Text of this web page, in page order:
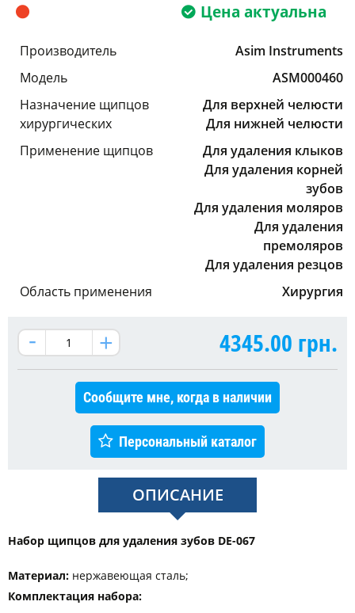
Цена актуальна
Производитель
Asim Instruments
Модель
ASM000460
Назначение щипцов
хирургических
Для верхней челюсти
Для нижней челюсти
Применение щипцов
Для удаления клыков
Для удаления корней
зубов
Для удаления моляров
Для удаления
премоляров
Для удаления резцов
Область применения
Хирургия
4345.00 грн.
Сообщите мне, когда в наличии
Персональный каталог
ОПИСАНИЕ
Набор щипцов для удаления зубов DE-067
Материал: нержавеющая сталь;
Комплектация набора: